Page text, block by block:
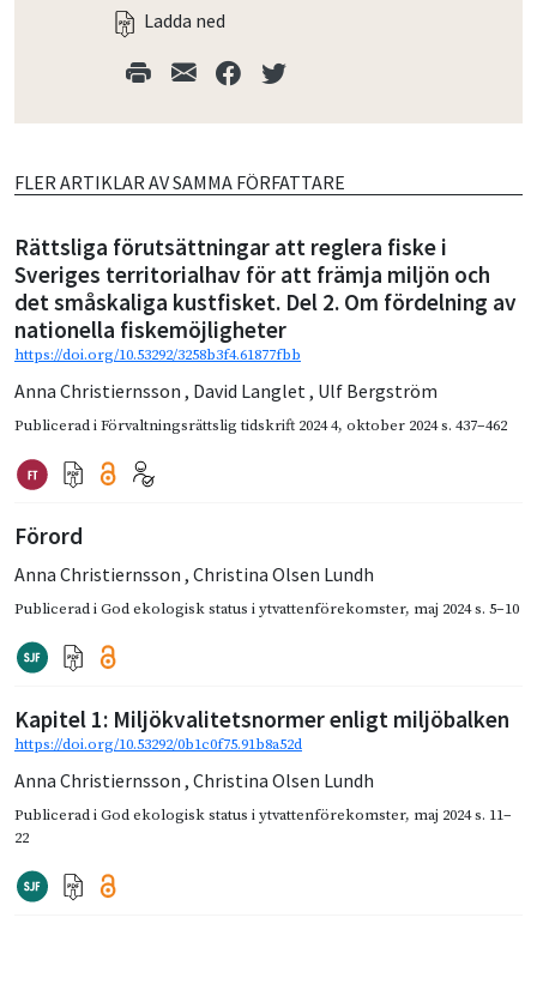
Ladda ned
FLER ARTIKLAR AV SAMMA FÖRFATTARE
Rättsliga förutsättningar att reglera fiske i
Sveriges territorialhav för att främja miljön och
det småskaliga kustfisket. Del 2. Om fördelning av
nationella fiskemöjligheter
https://doi.org/10.53292/3258b3f4.61877fbb
Anna Christiernsson , David Langlet , Ulf Bergström
Publicerad iFörvaltningsrättslig tidskrift 2024 4, oktober 2024s. 437–462
Förord
Anna Christiernsson , Christina Olsen Lundh
Publicerad iGod ekologisk status i ytvattenförekomster, maj 2024s. 5–10
Kapitel 1: Miljökvalitetsnormer enligt miljöbalken
https://doi.org/10.53292/0b1c0f75.91b8a52d
Anna Christiernsson , Christina Olsen Lundh
Publicerad iGod ekologisk status i ytvattenförekomster, maj 2024s. 11–
22